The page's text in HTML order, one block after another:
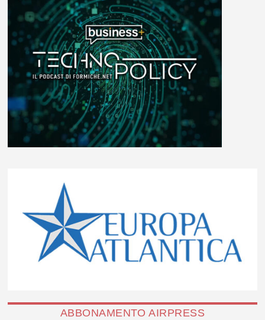
ABBONAMENTO AIRPRESS